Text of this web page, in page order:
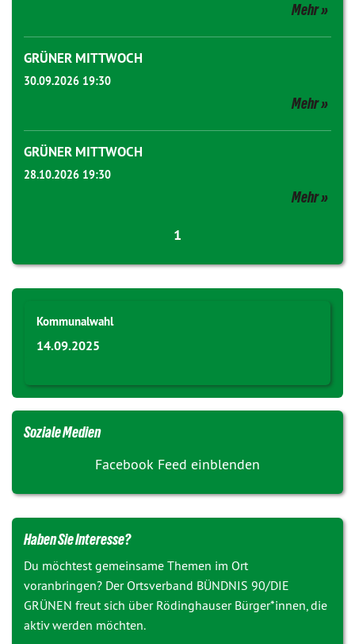
Mehr
GRÜNER MITTWOCH
30.09.2026 19:30
Mehr
GRÜNER MITTWOCH
28.10.2026 19:30
Mehr
1
Kommunalwahl
14.09.2025
Soziale Medien
Facebook Feed einblenden
Haben Sie Interesse?
Du möchtest gemeinsame Themen im Ort
voranbringen? Der Ortsverband BÜNDNIS 90/DIE
GRÜNEN freut sich über Rödinghauser Bürger*innen, die
aktiv werden möchten.